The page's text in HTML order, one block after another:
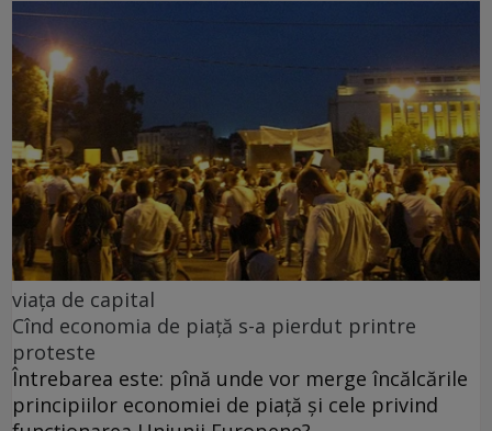
viața de capital
Cînd economia de piață s-a pierdut printre
proteste
Întrebarea este: pînă unde vor merge încălcările
principiilor economiei de piață și cele privind